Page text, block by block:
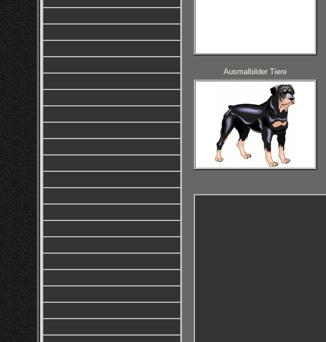
Ausmalbilder Tiere